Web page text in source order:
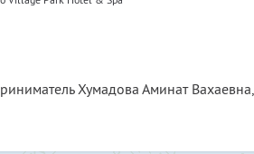
Хумадова Аминат Вахаевна,